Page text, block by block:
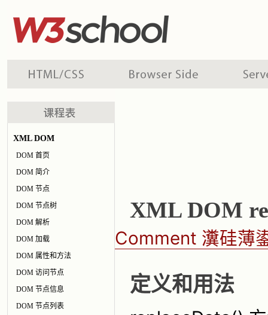
XML DOM
DOM 首页
DOM 简介
DOM 节点
DOM 节点树
DOM 解析
DOM 加载
DOM 属性和方法
DOM 访问节点
DOM 节点信息
DOM 节点列表
XML DOM
Comment 瀵硅薄
定义和用法